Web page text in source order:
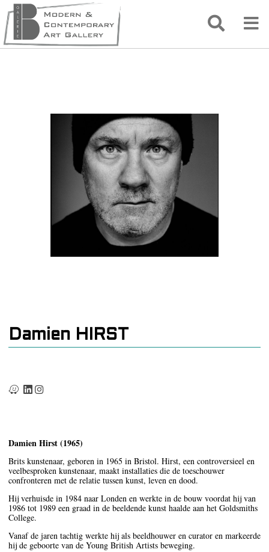
Damien HIRST
Damien Hirst (1965)
Brits kunstenaar, geboren in 1965 in Bristol. Hirst, een controversieel en
veelbesproken kunstenaar, maakt installaties die de toeschouwer
confronteren met de relatie tussen kunst, leven en dood.
Hij verhuisde in 1984 naar Londen en werkte in de bouw voordat hij van
1986 tot 1989 een graad in de beeldende kunst haalde aan het Goldsmiths
College.
Vanaf de jaren tachtig werkte hij als beeldhouwer en curator en markeerde
hij de geboorte van de Young British Artists beweging.